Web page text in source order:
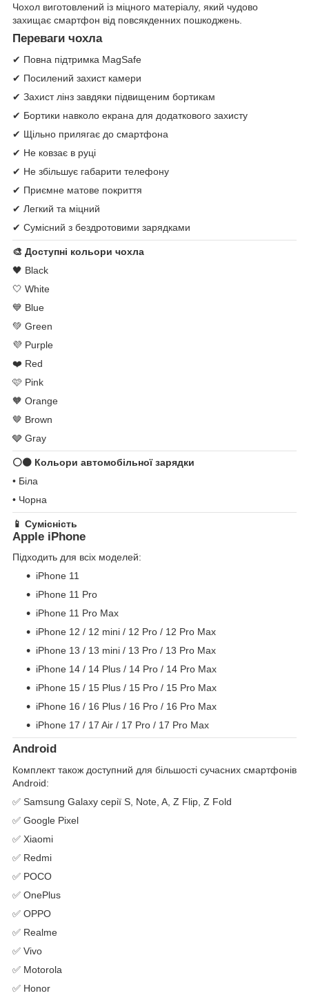
Чохол виготовлений із міцного матеріалу, який чудово
захищає смартфон від повсякденних пошкоджень.
Переваги чохла
✔ Повна підтримка MagSafe
✔ Посилений захист камери
✔ Захист лінз завдяки підвищеним бортикам
✔ Бортики навколо екрана для додаткового захисту
✔ Щільно прилягає до смартфона
✔ Не ковзає в руці
✔ Не збільшує габарити телефону
✔ Приємне матове покриття
✔ Легкий та міцний
✔ Сумісний з бездротовими зарядками
🎨 Доступні кольори чохла
🖤 Black
🤍 White
💙 Blue
💚 Green
💜 Purple
❤️ Red
🩷 Pink
🧡 Orange
🤎 Brown
🩶 Gray
⚪⚫ Кольори автомобільної зарядки
• Біла
• Чорна
📱 Сумісність
Apple iPhone
Підходить для всіх моделей:
iPhone 11
iPhone 11 Pro
iPhone 11 Pro Max
iPhone 12 / 12 mini / 12 Pro / 12 Pro Max
iPhone 13 / 13 mini / 13 Pro / 13 Pro Max
iPhone 14 / 14 Plus / 14 Pro / 14 Pro Max
iPhone 15 / 15 Plus / 15 Pro / 15 Pro Max
iPhone 16 / 16 Plus / 16 Pro / 16 Pro Max
iPhone 17 / 17 Air / 17 Pro / 17 Pro Max
Android
Комплект також доступний для більшості сучасних смартфонів
Android:
✅ Samsung Galaxy серії S, Note, A, Z Flip, Z Fold
✅ Google Pixel
✅ Xiaomi
✅ Redmi
✅ POCO
✅ OnePlus
✅ OPPO
✅ Realme
✅ Vivo
✅ Motorola
✅ Honor